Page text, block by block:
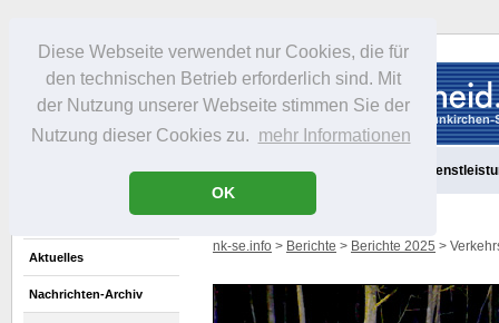
Diese Webseite verwendet nur Cookies, die für
den technischen Betrieb erforderlich sind. Mit
der Nutzung unserer Webseite stimmen Sie der
Nutzung dieser Cookies zu. mehr Informationen
OK
Portrait Freizeit Gastronomie
Aktuelles
Nachrichten-Archiv
nk-se.info > Berichte > Berichte 2025 >